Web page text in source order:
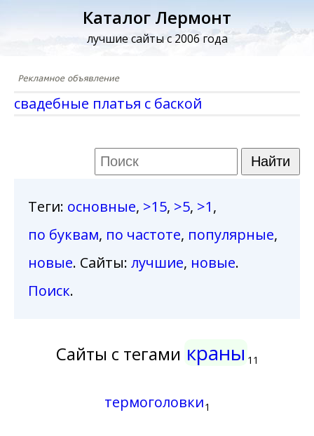
Каталог Лермонт
лучшие сайты с 2006 года
свадебные платья с баской
Теги: основные, >15, >5, >1,
по буквам, по частоте, популярные,
новые. Сайты: лучшие, новые.
Поиск.
Сайты с тегами краны 11
термоголовки1